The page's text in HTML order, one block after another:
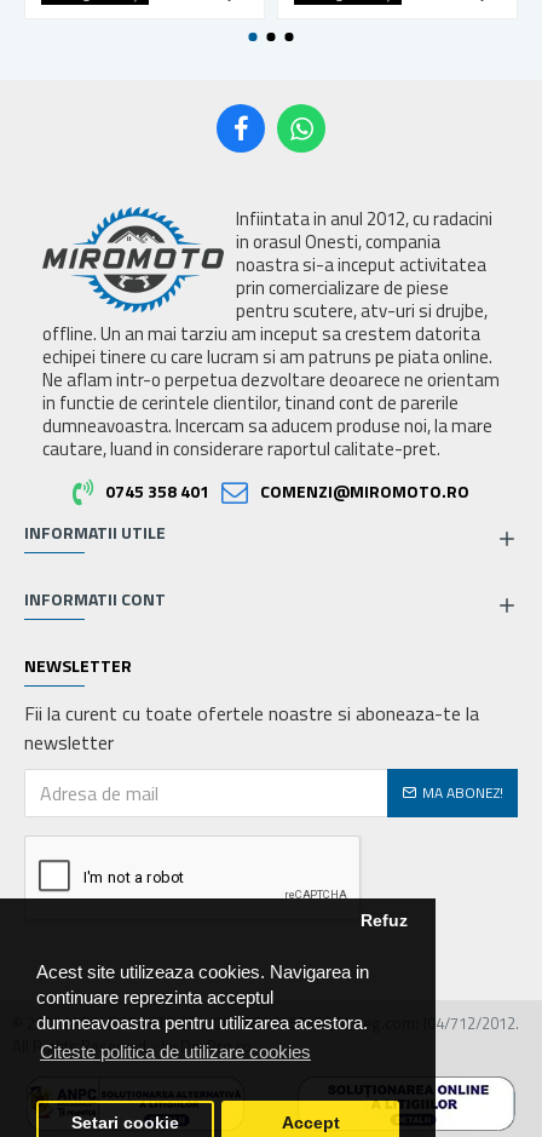
Acest site utilizeaza cookies. Navigarea in
continuare reprezinta acceptul
dumneavoastra pentru utilizarea acestora.
Citeste politica de utilizare cookies
Refuz
Setari cookie Accept
Infiintata in anul 2012, cu radacini
in orasul Onesti, compania
noastra si-a inceput activitatea
prin comercializare de piese
pentru scutere, atv-uri si drujbe,
offline. Un an mai tarziu am inceput sa crestem datorita
echipei tinere cu care lucram si am patruns pe piata online.
Ne aflam intr-o perpetua dezvoltare deoarece ne orientam
in functie de cerintele clientilor, tinand cont de parerile
dumneavoastra. Incercam sa aducem produse noi, la mare
cautare, luand in considerare raportul calitate-pret.
0745 358 401
COMENZI@MIROMOTO.RO
INFORMATII UTILE
INFORMATII CONT
NEWSLETTER
Fii la curent cu toate ofertele noastre si aboneaza-te la
newsletter
MA ABONEZ!
© 2026 MIRALEX PARTS SRL, CIF: RO30468586, Nr.reg.com: J04/712/2012.
All Rights Reserved - by DevPro.ro